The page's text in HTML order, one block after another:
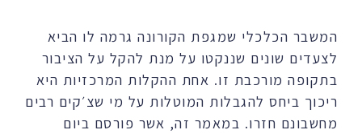
המשבר הכלכלי שמגפת הקורונה גרמה לו הביא
לצעדים שונים שננקטו על מנת להקל על הציבור
בתקופה מורכבת זו. אחת ההקלות המרכזיות היא
ריכוך ביחס להגבלות המוטלות על מי שצ׳קים רבים
מחשבונם חזרו. במאמר זה, אשר פורסם ביום